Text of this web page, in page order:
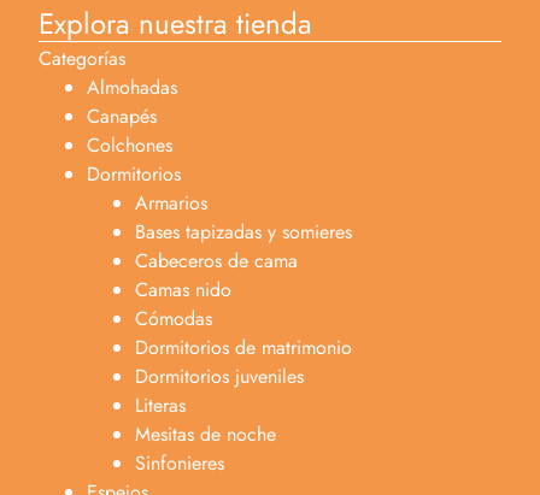
Explora nuestra tienda
Categorías
Almohadas
Canapés
Colchones
Dormitorios
Armarios
Bases tapizadas y somieres
Cabeceros de cama
Camas nido
Cómodas
Dormitorios de matrimonio
Dormitorios juveniles
Literas
Mesitas de noche
Sinfonieres